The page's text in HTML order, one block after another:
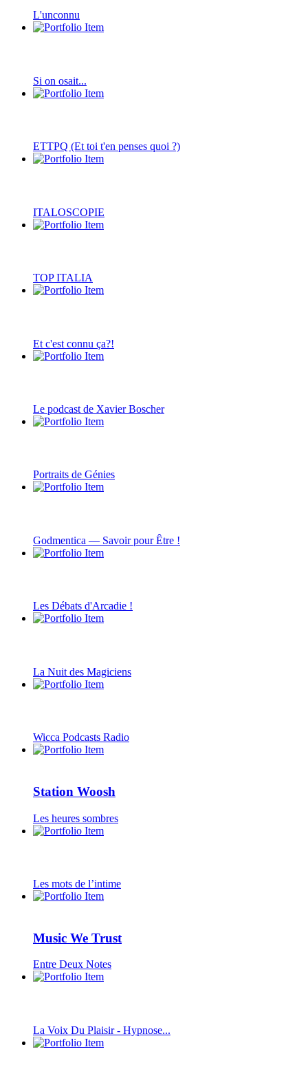
L'unconnu
Si on osait...
ETTPQ (Et toi t'en penses quoi ?)
ITALOSCOPIE
TOP ITALIA
Et c'est connu ça?!
Le podcast de Xavier Boscher
Portraits de Génies
Godmentica — Savoir pour Être !
Les Débats d'Arcadie !
La Nuit des Magiciens
Wicca Podcasts Radio
Station Woosh
Les heures sombres
Les mots de l’intime
Music We Trust
Entre Deux Notes
La Voix Du Plaisir - Hypnose...